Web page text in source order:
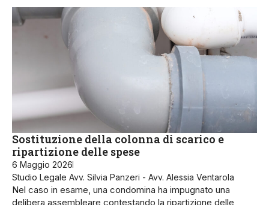
Sostituzione della colonna di scarico e
ripartizione delle spese
6 Maggio 2026
Studio Legale Avv. Silvia Panzeri - Avv. Alessia Ventarola
Nel caso in esame, una condomina ha impugnato una
delibera assembleare contestando la ripartizione delle